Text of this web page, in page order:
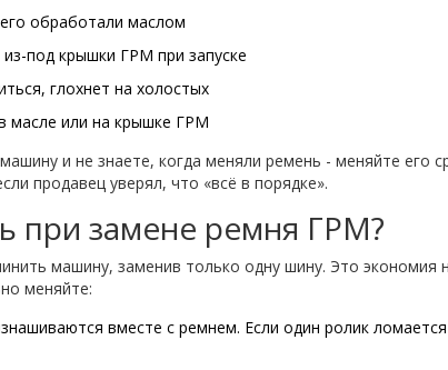
обработали маслом
под крышки ГРМ при запуске
глохнет на холостых
масле или на крышке ГРМ
и не знаете, когда меняли ремень - меняйте его
продавец уверял, что «всё в порядке».
при замене ремня ГРМ?
машину, заменив только одну шину. Это экономия
меняйте:
вместе с ремнем. Если один ролик